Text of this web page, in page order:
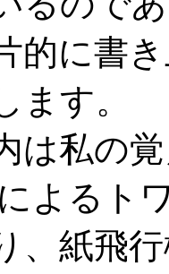
的に書
ます。
は私の
よるト
、紙飛